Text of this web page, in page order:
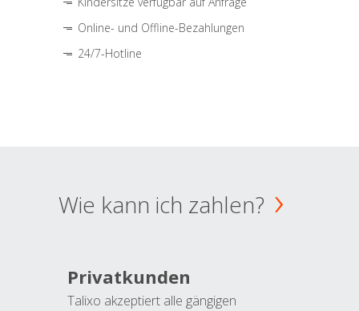
Online- und Offline-Bezahlungen
24/7-Hotline
Wie kann ich zahlen?
Privatkunden
Talixo akzeptiert alle gängigen